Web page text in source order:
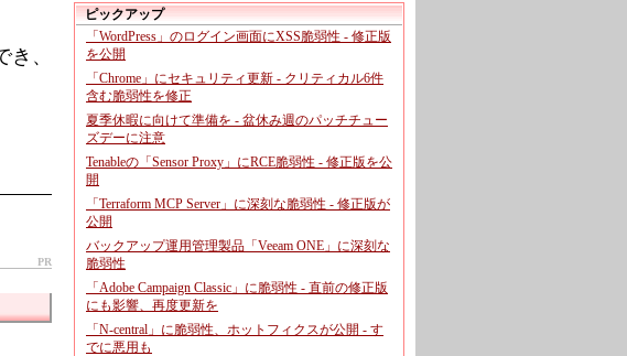
、
PR
ピックアップ
「WordPress」のログイン画面にXSS脆弱性 - 修正版
を公開
「Chrome」にセキュリティ更新 - クリティカル6件
含む脆弱性を修正
夏季休暇に向けて準備を - 盆休み週のパッチチュー
ズデーに注意
Tenableの「Sensor Proxy」にRCE脆弱性 - 修正版を公
開
「Terraform MCP Server」に深刻な脆弱性 - 修正版が
公開
バックアップ運用管理製品「Veeam ONE」に深刻な
脆弱性
「Adobe Campaign Classic」に脆弱性 - 直前の修正版
にも影響、再度更新を
「N-central」に脆弱性、ホットフィクスが公開 - す
でに悪用も